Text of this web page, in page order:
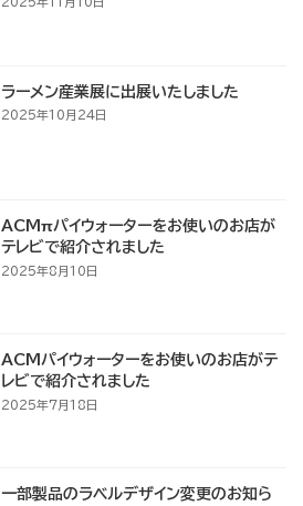
ラーメン産業展に出展いたしました
2025年10月24日
ACMπパイウォーターをお使いのお店が
テレビで紹介されました
2025年8月10日
ACMパイウォーターをお使いのお店がテ
レビで紹介されました
2025年7月18日
一部製品のラベルデザイン変更のお知ら